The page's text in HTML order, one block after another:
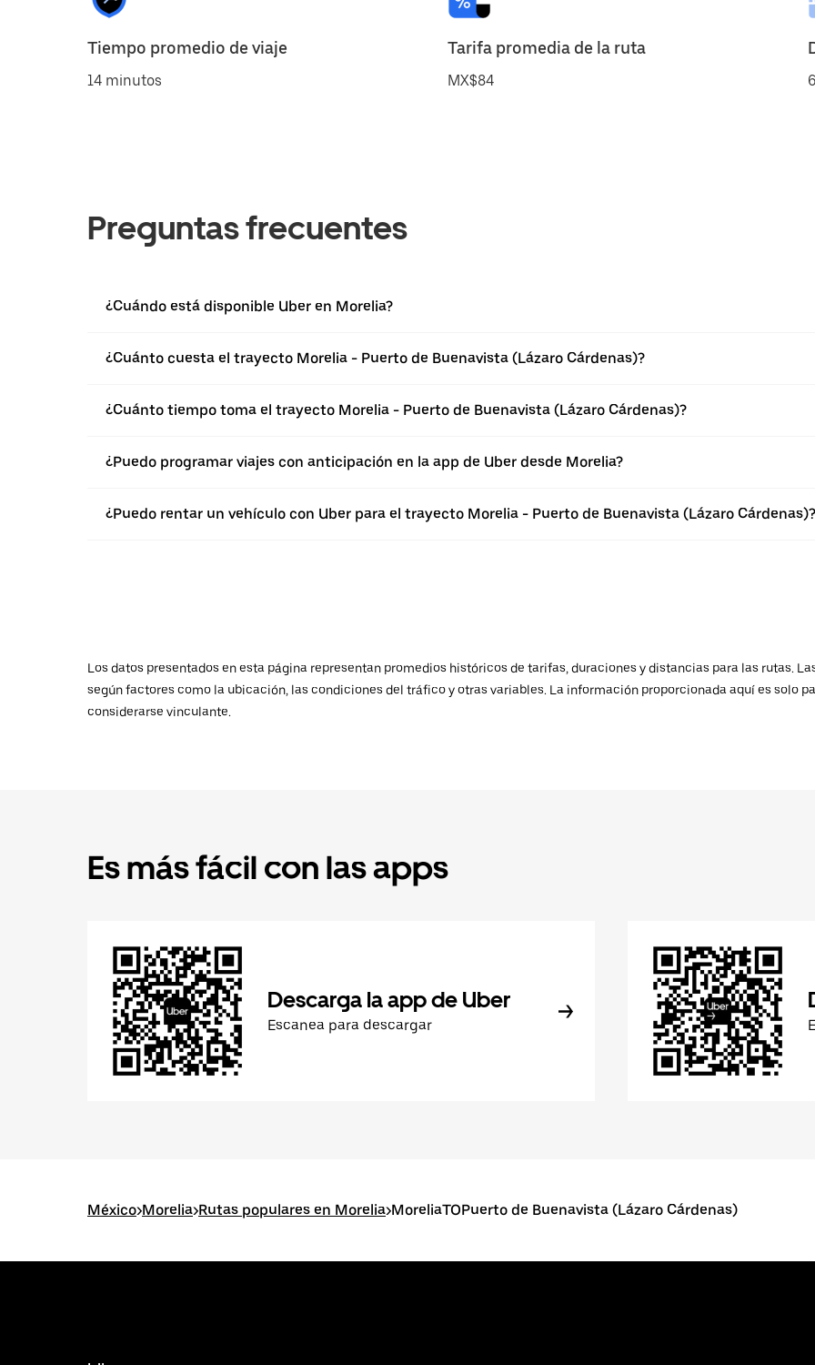
Tiempo promedio de viaje
14 minutos
Tarifa promedia de la ruta
MX$84
Preguntas frecuentes
¿Cuándo está disponible Uber en Morelia?
¿Cuánto cuesta el trayecto Morelia - Puerto de Buenavista (Lázaro Cárdenas)?
¿Cuánto tiempo toma el trayecto Morelia - Puerto de Buenavista (Lázaro Cárdenas)?
¿Puedo programar viajes con anticipación en la app de Uber desde Morelia?
¿Puedo rentar un vehículo con Uber para el trayecto Morelia - Puerto de Buenavista (Lázaro Cárdenas)?
Los datos presentados en esta página representan promedios históricos de tarifas, duraciones y distancias para las rutas.
según factores como la ubicación, las condiciones del tráfico y otras variables. La información proporcionada aquí es solo
considerarse vinculante.
Es más fácil con las apps
Descarga la app de Uber
Escanea para descargar
México>Morelia>Rutas populares en Morelia>MoreliaTOPuerto de Buenavista (Lázaro Cárdenas)